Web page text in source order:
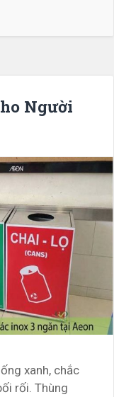
Người
xanh, chắc
rối. Thùng